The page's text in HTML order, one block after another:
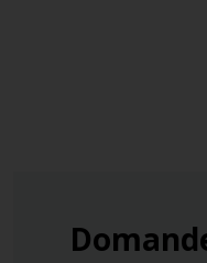
pesce in uno dei tanti